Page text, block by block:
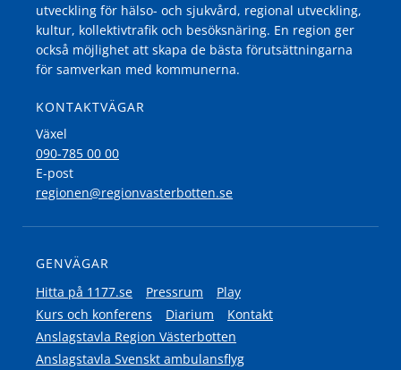
utveckling för hälso- och sjukvård, regional utveckling,
kultur, kollektivtrafik och besöksnäring. En region ger
också möjlighet att skapa de bästa förutsättningarna
för samverkan med kommunerna.
KONTAKTVÄGAR
Växel
090-785 00 00
E-post
regionen@regionvasterbotten.se
GENVÄGAR
Hitta på 1177.se
Pressrum
Play
Kurs och konferens
Diarium
Kontakt
Anslagstavla Region Västerbotten
Anslagstavla Svenskt ambulansflyg